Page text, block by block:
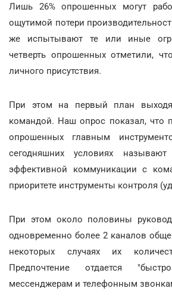
Лишь 26% опрошенных могут
ощутимой потери
же испытывают те или иные
четверть опрошенных отметили,
личного присутствия.
При этом на первый план
командой. Наш опрос показал, что
опрошенных главным
сегодняшних условиях
эффективной коммуникации с
приоритете инструменты контроля
При этом около половины
одновременно более 2 каналов
некоторых случаях их
Предпочтение отдается
мессенджерам и телефонным